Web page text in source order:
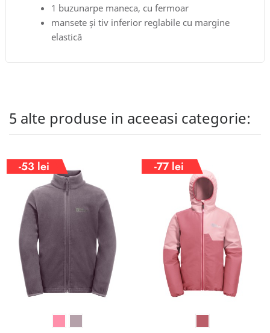
1 buzunarpe maneca, cu fermoar
mansete și tiv inferior reglabile cu margine
elastică
5 alte produse in aceeasi categorie:
-53 lei -77 lei